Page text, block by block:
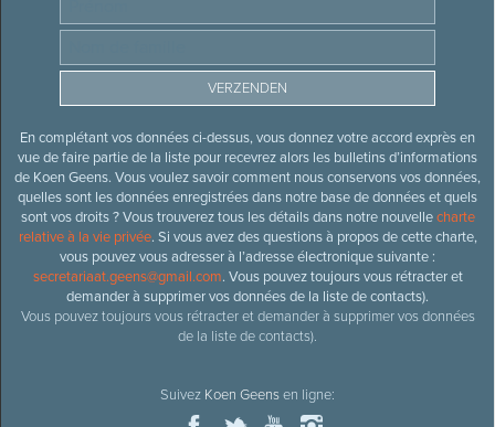
En complétant vos données ci-dessus, vous donnez votre accord exprès en
vue de faire partie de la liste pour recevrez alors les bulletins d’informations
de Koen Geens. Vous voulez savoir comment nous conservons vos données,
quelles sont les données enregistrées dans notre base de données et quels
sont vos droits ? Vous trouverez tous les détails dans notre nouvellecharte
relative à la vie privée. Si vous avez des questions à propos de cette charte,
vous pouvez vous adresser à l’adresse électronique suivante :
secretariaat.geens@gmail.com. Vous pouvez toujours vous rétracter et
demander à supprimer vos données de la liste de contacts).
Vous pouvez toujours vous rétracter et demander à supprimer vos données
de la liste de contacts).
Suivez Koen Geensen ligne: